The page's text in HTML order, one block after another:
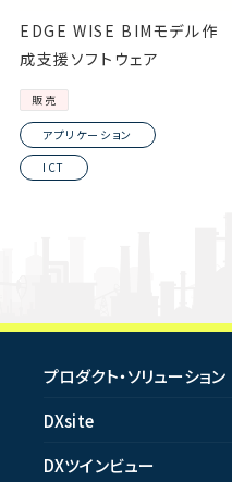
EDGE WISE BIMモデル作
成支援ソフトウェア
販売
アプリケーション
ICT
プロダクト・ソリューション
DXsite
DXツインビュー